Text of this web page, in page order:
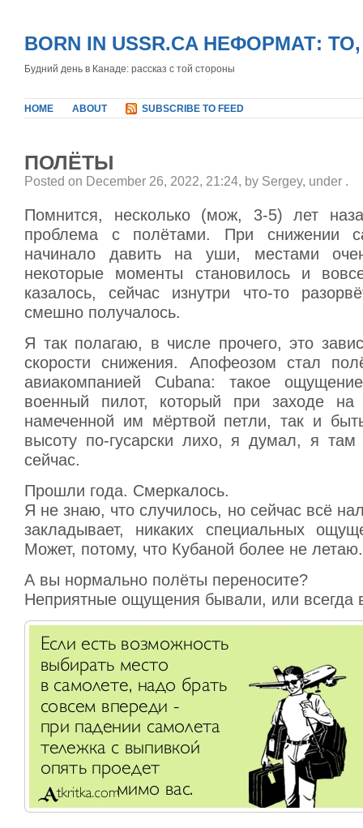
BORN IN USSR.CA НЕФОРМАТ:
Будний день в Канаде: рассказ с той стороны
HOME ABOUT SUBSCRIBE TO FEED
ПОЛЁТЫ
Posted on December 26, 2022, 21:24, by Sergey, under .
Помнится, несколько (мож, 3-5) лет
проблема с полётами. При снижении
начинало давить на уши, местами
некоторые моменты становилось и
казалось, сейчас изнутри что-то
смешно получалось.
Я так полагаю, в числе прочего, это
скорости снижения. Апофеозом стал
авиакомпанией Cubana: такое
военный пилот, который при заходе на
намеченной им мёртвой петли, так и
высоту по-гусарски лихо, я думал, я
сейчас.
Прошли года. Смеркалось.
Я не знаю, что случилось, но сейчас всё
закладывает, никаких специальных
Может, потому, что Кубаной более не летаю.
А вы нормально полёты переносите?
Неприятные ощущения бывали, или всегда